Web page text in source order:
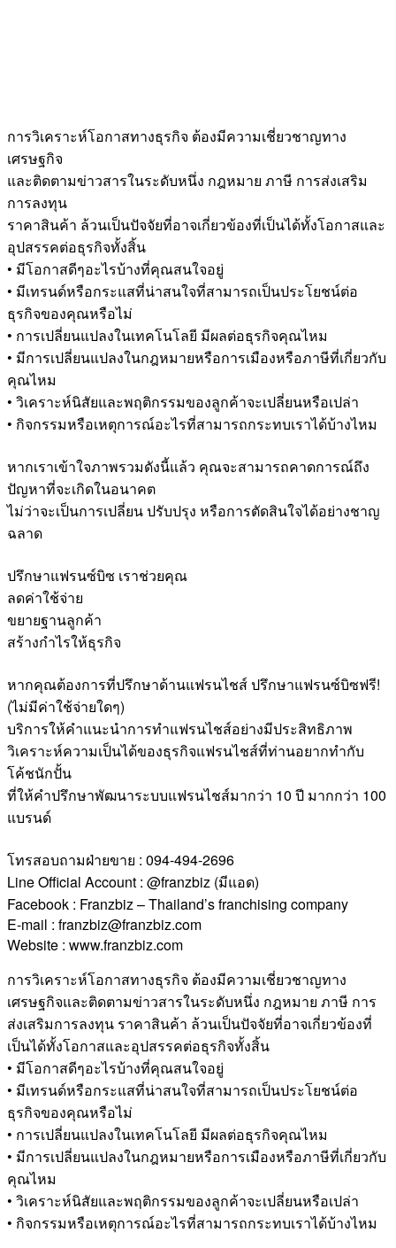
การวิเคราะห์โอกาสทางธุรกิจ ต้องมีความเชี่ยวชาญทาง
เศรษฐกิจ
และติดตามข่าวสารในระดับหนึ่ง กฎหมาย ภาษี การส่งเสริม
การลงทุน
ราคาสินค้า ล้วนเป็นปัจจัยที่อาจเกี่ยวข้องที่เป็นได้ทั้งโอกาสและ
อุปสรรคต่อธุรกิจทั้งสิ้น
• มีโอกาสดีๆอะไรบ้างที่คุณสนใจอยู่
• มีเทรนด์หรือกระแสที่น่าสนใจที่สามารถเป็นประโยชน์ต่อ
ธุรกิจของคุณหรือไม่
• การเปลี่ยนแปลงในเทคโนโลยี มีผลต่อธุรกิจคุณไหม
• มีการเปลี่ยนแปลงในกฎหมายหรือการเมืองหรือภาษีที่เกี่ยวกับ
คุณไหม
• วิเคราะห์นิสัยและพฤติกรรมของลูกค้าจะเปลี่ยนหรือเปล่า
• กิจกรรมหรือเหตุการณ์อะไรที่สามารถกระทบเราได้บ้างไหม
หากเราเข้าใจภาพรวมดังนี้แล้ว คุณจะสามารถคาดการณ์ถึง
ปัญหาที่จะเกิดในอนาคต
ไม่ว่าจะเป็นการเปลี่ยน ปรับปรุง หรือการตัดสินใจได้อย่างชาญ
ฉลาด
ปรึกษาแฟรนซ์บิซ เราช่วยคุณ
ลดค่าใช้จ่าย
ขยายฐานลูกค้า
สร้างกำไรให้ธุรกิจ
หากคุณต้องการที่ปรึกษาด้านแฟรนไชส์ ปรึกษาแฟรนซ์บิซฟรี!
(ไม่มีค่าใช้จ่ายใดๆ)
บริการให้คำแนะนำการทำแฟรนไชส์อย่างมีประสิทธิภาพ
วิเคราะห์ความเป็นได้ของธุรกิจแฟรนไชส์ที่ท่านอยากทำกับ
โค้ชนักปั้น
ที่ให้คำปรึกษาพัฒนาระบบแฟรนไชส์มากว่า 10 ปี มากกว่า 100
แบรนด์
โทรสอบถามฝ่ายขาย : 094-494-2696
Line Official Account : @franzbiz (มีแอด)
Facebook : Franzbiz – Thailand’s franchising company
E-mail : franzbiz@franzbiz.com
Website : www.franzbiz.com
การวิเคราะห์โอกาสทางธุรกิจ ต้องมีความเชี่ยวชาญทาง
เศรษฐกิจและติดตามข่าวสารในระดับหนึ่ง กฎหมาย ภาษี การ
ส่งเสริมการลงทุน ราคาสินค้า ล้วนเป็นปัจจัยที่อาจเกี่ยวข้องที่
เป็นได้ทั้งโอกาสและอุปสรรคต่อธุรกิจทั้งสิ้น
• มีโอกาสดีๆอะไรบ้างที่คุณสนใจอยู่
• มีเทรนด์หรือกระแสที่น่าสนใจที่สามารถเป็นประโยชน์ต่อ
ธุรกิจของคุณหรือไม่
• การเปลี่ยนแปลงในเทคโนโลยี มีผลต่อธุรกิจคุณไหม
• มีการเปลี่ยนแปลงในกฎหมายหรือการเมืองหรือภาษีที่เกี่ยวกับ
คุณไหม
• วิเคราะห์นิสัยและพฤติกรรมของลูกค้าจะเปลี่ยนหรือเปล่า
• กิจกรรมหรือเหตุการณ์อะไรที่สามารถกระทบเราได้บ้างไหม